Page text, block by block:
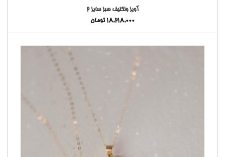
آویز ونکلیف سبز سایز ۲
18,218,000 تومان